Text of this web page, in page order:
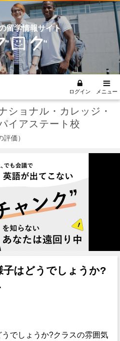
留学情報サイト
ログイン メニュー
ショナル・カレッジ・
イアステート校
評価
子はどうでしょうか?
でしょうか?クラスの雰囲気